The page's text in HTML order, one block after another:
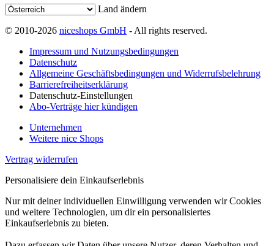
Land ändern
© 2010-2026 niceshops GmbH - All rights reserved.
Impressum und Nutzungsbedingungen
Datenschutz
Allgemeine Geschäftsbedingungen und Widerrufsbelehrung
Barrierefreiheitserklärung
Datenschutz-Einstellungen
Abo-Verträge hier kündigen
Unternehmen
Weitere nice Shops
Vertrag widerrufen
Personalisiere dein Einkaufserlebnis
Nur mit deiner individuellen Einwilligung verwenden wir Cookies
und weitere Technologien, um dir ein personalisiertes
Einkaufserlebnis zu bieten.